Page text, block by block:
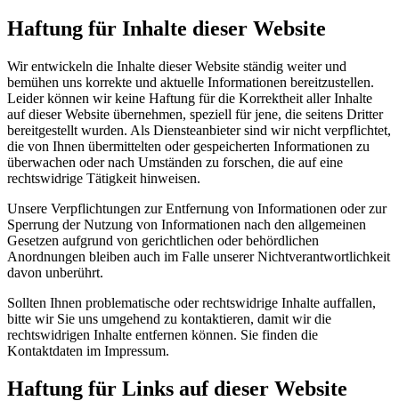
Haftung für Inhalte dieser Website
Wir entwickeln die Inhalte dieser Website ständig weiter und
bemühen uns korrekte und aktuelle Informationen bereitzustellen.
Leider können wir keine Haftung für die Korrektheit aller Inhalte
auf dieser Website übernehmen, speziell für jene, die seitens Dritter
bereitgestellt wurden. Als Diensteanbieter sind wir nicht verpflichtet,
die von Ihnen übermittelten oder gespeicherten Informationen zu
überwachen oder nach Umständen zu forschen, die auf eine
rechtswidrige Tätigkeit hinweisen.
Unsere Verpflichtungen zur Entfernung von Informationen oder zur
Sperrung der Nutzung von Informationen nach den allgemeinen
Gesetzen aufgrund von gerichtlichen oder behördlichen
Anordnungen bleiben auch im Falle unserer Nichtverantwortlichkeit
davon unberührt.
Sollten Ihnen problematische oder rechtswidrige Inhalte auffallen,
bitte wir Sie uns umgehend zu kontaktieren, damit wir die
rechtswidrigen Inhalte entfernen können. Sie finden die
Kontaktdaten im Impressum.
Haftung für Links auf dieser Website